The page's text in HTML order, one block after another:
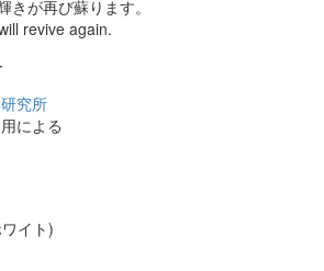
きが再び蘇ります。
revive again.
究所
による
イト)